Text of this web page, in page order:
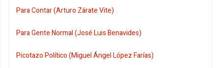
Para Contar (Arturo Zárate Vite)
Para Gente Normal (José Luis Benavides)
Picotazo Político (Miguel Ángel López Farías)